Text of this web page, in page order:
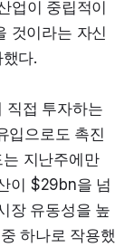
업이 중립적이
것이라는 자신
다.
직접 투자하는
입으로도 촉진
지난주에만
이 $29bn을 넘
장 유동성을 높
하나로 작용했